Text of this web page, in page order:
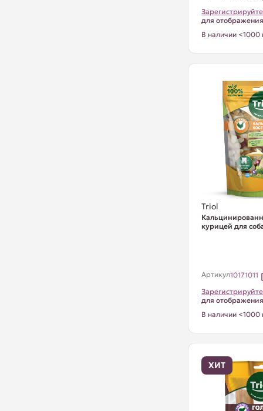
для
В наличии <1000
Triol
курицей для
Артикул10171011
для
В наличии <1000
ХИТ